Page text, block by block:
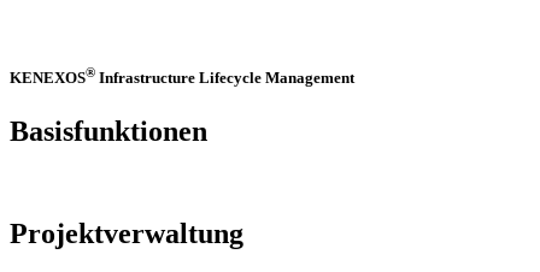
KENEXOS® Infrastructure Lifecycle Management
Basisfunktionen
Projektverwaltung